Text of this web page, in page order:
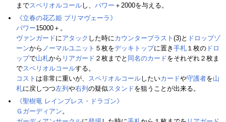
までスペリオルコールし、 パワー ＋2000を与える。
《立春の花乙姫 プリマヴェーラ》
パワー15000＋。
ヴァンガードにアタック した時にカウンターブラスト (3)と ドロップゾ
ーンから ノーマルユニット ５枚をデッキトップに置き 手札 １枚の ドロ
ップで山札から リアガード ２枚までと 同名のカードをそれぞれ２枚ま
でスペリオルコールする。
コスト は非常に重いが、 スペリオルコールしたいカードや守護者を山
札に戻しつつ左列 や右列 の疑似スタンドを狙うことが出来る。
《聖樹竜 レインブレス・ドラゴン》
Ｇガーディアン。